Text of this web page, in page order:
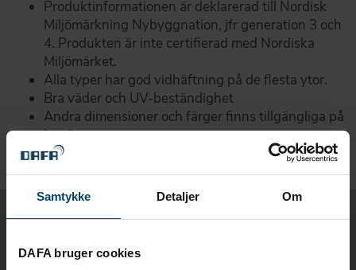
Samtykke Detaljer Om
DAFA bruger cookies
Produktinformationen är deklarerad till Nordisk
Miljömärkning Nybyggnation, jfr generation 3 och
4. Produkten är inte certifierad med Nordiska
Miljömärket.
Alla typer har god vidhäftning på de flesta ytor.
Bra väder och UV-beständighet
Andra dimensioner och färger finns tillgängliga på
begäran.
Relaterade produkter